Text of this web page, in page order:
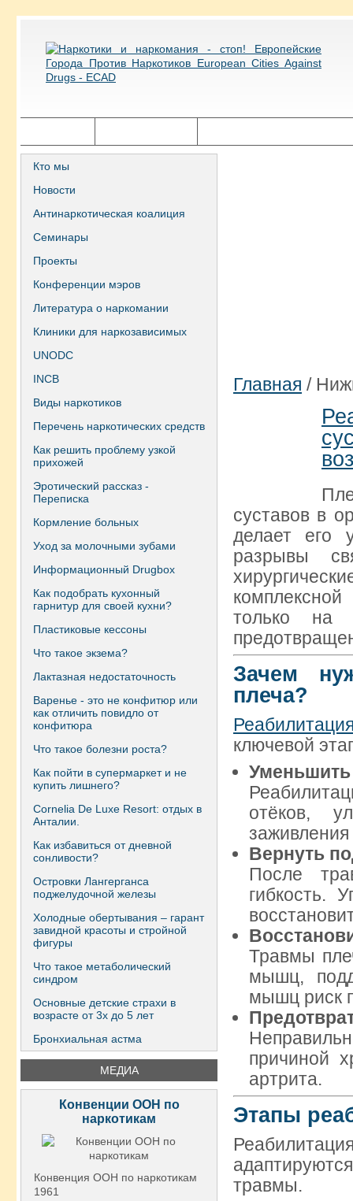
Кто мы
Новости
Антинаркотическая коалиция
Семинары
Проекты
Конференции мэров
Литература о наркомании
Клиники для наркозависимых
UNODC
INCB
Виды наркотиков
Перечень наркотических средств
Как решить проблему узкой
прихожей
Эротический рассказ -
Переписка
Кормление больных
Уход за молочными зубами
Информационный Drugbox
Как подобрать кухонный
гарнитур для своей кухни?
Пластиковые кессоны
Что такое экзема?
Лактазная недостаточность
Варенье - это не конфитюр или
как отличить повидло от
конфитюра
Что такое болезни роста?
Как пойти в супермаркет и не
купить лишнего?
Сornelia De Luxe Resort: отдых в
Анталии.
Как избавиться от дневной
сонливости?
Островки Лангерганса
поджелудочной железы
Холодные обертывания – гарант
завидной красоты и стройной
фигуры
Что такое метаболический
синдром
Основные детские страхи в
возрасте от 3х до 5 лет
Бронхиальная астма
МЕДИА
Конвенции ООН по
наркотикам
Конвенция ООН по наркотикам
1961
Главная /
суставов в
делает его
разрывы
только на
Зачем
плеча?
ключевой
отёков,
заживления
Вернуть
После
гибкость.
Травмы
мышц,
мышц риск
причиной
артрита.
Этапы
травмы.